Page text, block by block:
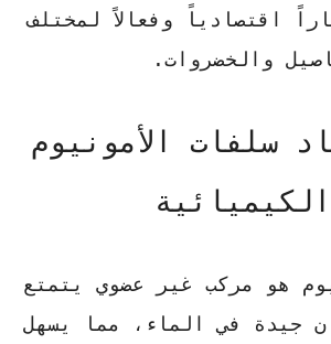
اقتصادياً وفعالاً لمختلف
والخضروات.
سلفات الأمونيوم
هو مركب غير عضوي يتمتع
جيدة في الماء، مما يسهل